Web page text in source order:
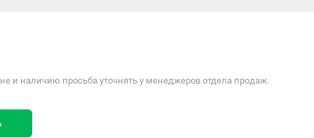
и наличию просьба уточнять у менеджеров отдела продаж.